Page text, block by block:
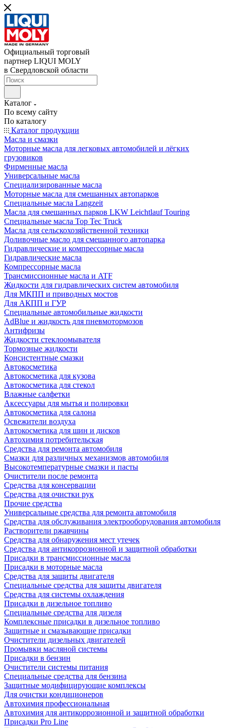
Официальный торговый
партнер LIQUI MOLY
в Свердловской области
Каталог
По всему сайту
По каталогу
Каталог продукции
Масла и смазки
Моторные масла для легковых автомобилей и лёгких
грузовиков
Фирменные масла
Универсальные масла
Специализированные масла
Моторные масла для смешанных автопарков
Специальные масла Langzeit
Масла для смешанных парков LKW Leichtlauf Touring
Специальные масла Top Tec Truck
Масла для сельскохозяйственной техники
Доливочные масло для смешанного автопарка
Гидравлические и компрессорные масла
Гидравлические масла
Компрессорные масла
Трансмиссионные масла и ATF
Жидкости для гидравлических систем автомобиля
Для МКПП и приводных мостов
Для АКПП и ГУР
Специальные автомобильные жидкости
AdBlue и жидкость для пневмотормозов
Антифризы
Жидкости стеклоомывателя
Тормозные жидкости
Консистентные смазки
Автокосметика
Автокосметика для кузова
Автокосметика для стекол
Влажные салфетки
Аксессуары для мытья и полировки
Автокосметика для салона
Освежители воздуха
Автокосметика для шин и дисков
Автохимия потребительская
Средства для ремонта автомобиля
Смазки для различных механизмов автомобиля
Высокотемпературные смазки и пасты
Очистители после ремонта
Средства для консервации
Средства для очистки рук
Прочие средства
Универсальные средства для ремонта автомобиля
Средства для обслуживания электрооборудования автомобиля
Растворители ржавчины
Средства для обнаружения мест утечек
Средства для антикоррозионной и защитной обработки
Присадки в трансмиссионные масла
Присадки в моторные масла
Средства для защиты двигателя
Специальныe средства для защиты двигателя
Средства для системы охлаждения
Присадки в дизельное топливо
Спeциальные средства для дизеля
Комплексные присадки в дизельное топливо
Защитные и смазывающие присадки
Очистители дизельных двигателей
Промывки масляной системы
Присадки в бензин
Очистители системы питания
Специальные срeдства для бензина
Защитные модифицирующие комплексы
Для очистки кондиционеров
Автохимия профессиональная
Автохимия для антикоррозионной и защитной обработки
Присадки Pro Line